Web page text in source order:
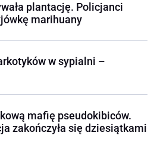
plantację. Policjanci
marihuany
w sypialni –
mafię pseudokibiców.
zakończyła się dziesiątkami